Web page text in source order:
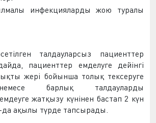
инфекцияларды жою туралы
талдауларсыз пациенттер
пациенттер емделуге дейінгі
жері бойынша толық тексеруге
барлық талдауларды
емдеуге жатқызу күнінен бастап 2 күн
да ақылы түрде тапсырады.